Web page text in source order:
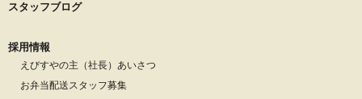
スタッフブログ
採用情報
えびすやの主（社長）あいさつ
お弁当配送スタッフ募集